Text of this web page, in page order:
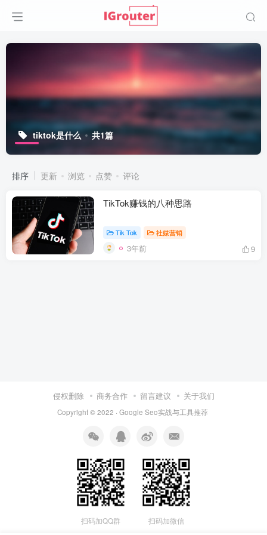
tiktok是什么 共1篇
排序 更新 浏览 点赞 评论
TikTok赚钱的八种思路
Tik Tok 社媒营销
3年前 9
侵权删除 商务合作 留言建议 关于我们
Copyright © 2022 · Google Seo实战与工具推荐
扫码加QQ群 扫码加微信